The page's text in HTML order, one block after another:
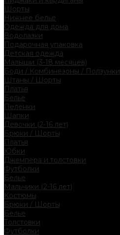
Шорты
Нижнее белье
Одежда для дома
Водолазки
Подарочная упаковка
Детская одежда
Малыши (3-18 месяцев)
Боди / Комбинезоны / Ползунки
Штаны / Шорты
Платья
Белье
Пеленки
Шапки
Девочки (2-16 лет)
Брюки / Шорты
Платья
Юбки
Джемпера и толстовки
Футболки
Белье
Мальчики (2-16 лет)
Костюмы
Брюки / Шорты
Белье
Толстовки
Футболки